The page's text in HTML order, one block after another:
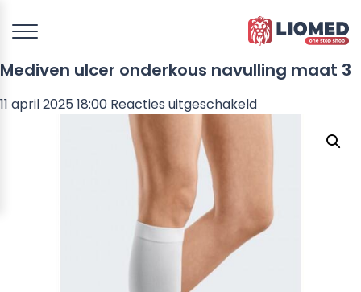
Mediven ulcer onderkous navulling maat 3
11 april 2025 18:00 Reacties uitgeschakeldvoor
Mediven
ulcer
maat
3